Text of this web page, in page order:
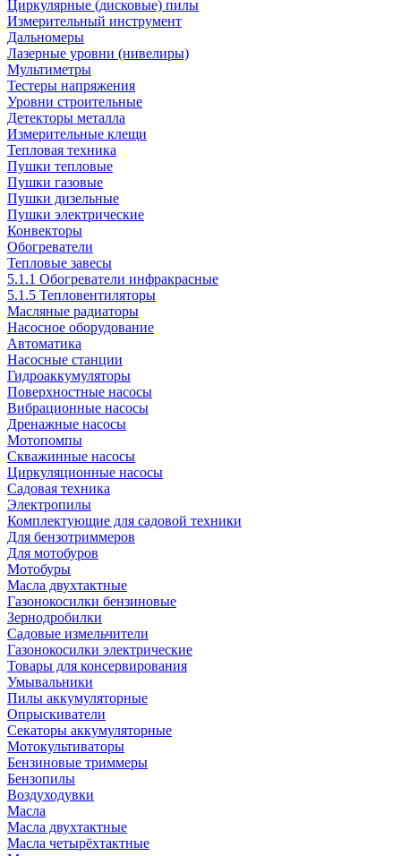
Циркулярные (дисковые) пилы
Измерительный инструмент
Дальномеры
Лазерные уровни (нивелиры)
Мультиметры
Тестеры напряжения
Уровни строительные
Детекторы металла
Измерительные клещи
Тепловая техника
Пушки тепловые
Пушки газовые
Пушки дизельные
Пушки электрические
Конвекторы
Обогреватели
Тепловые завесы
5.1.1 Обогреватели инфракрасные
5.1.5 Тепловентиляторы
Масляные радиаторы
Насосное оборудование
Автоматика
Насосные станции
Гидроаккумуляторы
Поверхностные насосы
Вибрационные насосы
Дренажные насосы
Мотопомпы
Скважинные насосы
Циркуляционные насосы
Садовая техника
Электропилы
Комплектующие для садовой техники
Для бензотриммеров
Для мотобуров
Мотобуры
Масла двухтактные
Газонокосилки бензиновые
Зернодробилки
Садовые измельчители
Газонокосилки электрические
Товары для консервирования
Умывальники
Пилы аккумуляторные
Опрыскиватели
Секаторы аккумуляторные
Мотокультиваторы
Бензиновые триммеры
Бензопилы
Воздуходувки
Масла
Масла двухтактные
Масла четырёхтактные